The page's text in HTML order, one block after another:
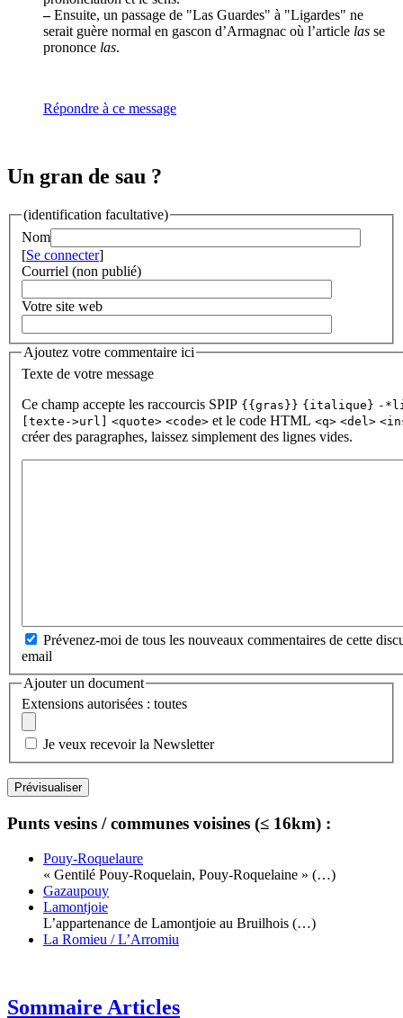
–Ensuite, un passage de "Las Guardes" à "Ligardes" ne
serait guère normal en gascon d’Armagnac où l’article las se
prononce las.
Répondre à ce message
Un gran de sau ?
(identification facultative)
Nom
[Se connecter]
Courriel (non publié)
Votre site web
Ajoutez votre commentaire ici
Texte de votre message
Ce champ accepte les raccourcis SPIP {{gras}} {italique} -
[texte->url] <quote> <code> et le code HTML <q> <del>
créer des paragraphes, laissez simplement des lignes vides.
Prévenez-moi de tous les nouveaux commentaires de cette
email
Ajouter un document
Extensions autorisées : toutes
Je veux recevoir la Newsletter
Punts vesins / communes voisines (≤ 16km) :
Pouy-Roquelaure
« Gentilé Pouy-Roquelain, Pouy-Roquelaine » (…)
Gazaupouy
Lamontjoie
L’appartenance de Lamontjoie au Bruilhois (…)
La Romieu / L’Arromiu
Sommaire Articles